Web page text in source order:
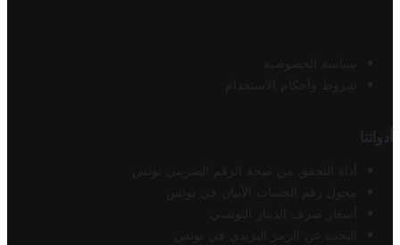
سياسة الخصوصية
شروط وأحكام الاستخدام
أدواتنا
أداة التحقق من صحة الرقم الضريبي تونس
محول رقم الحساب الآيبان في تونس
أسعار صرف الدينار التونسي
البحث عن الرمز البريدي في تونس